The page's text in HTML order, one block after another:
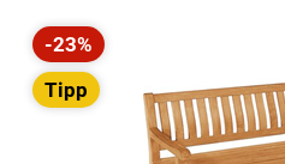
Rabatt
-23%
Tipp